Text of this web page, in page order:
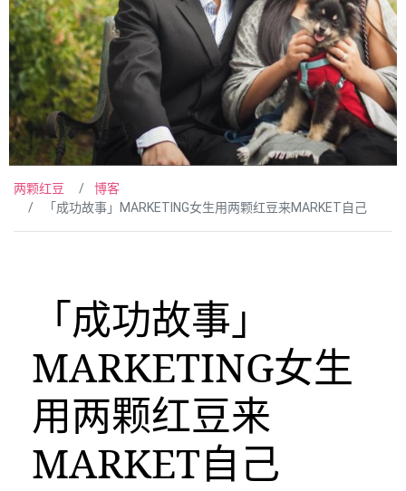
两颗红豆
博客
「成功故事」MARKETING女生用两颗红豆来MARKET自己
「成功故事」
MARKETING女生
用两颗红豆来
MARKET自己